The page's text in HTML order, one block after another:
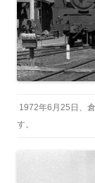
1972年6月25日、
す。